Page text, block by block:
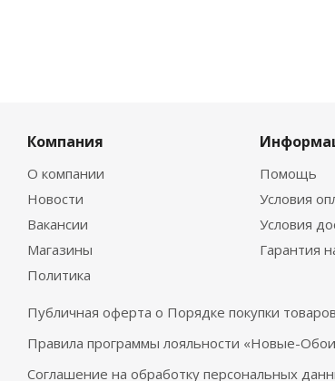
Компания
О компании
Новости
Вакансии
Магазины
Политика
Помощь
Условия
Условия
Гарантия
Публичная оферта о Порядке покупки
Правила программы лояльности «Новые-
Соглашение на обработку персональных